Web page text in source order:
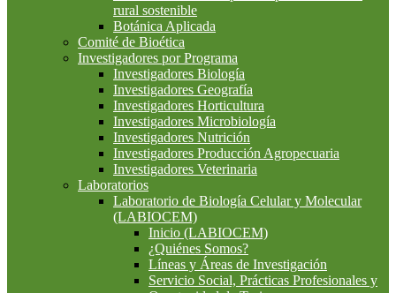
rural sostenible
Botánica Aplicada
Comité de Bioética
Investigadores por Programa
Investigadores Biología
Investigadores Geografía
Investigadores Horticultura
Investigadores Microbiología
Investigadores Nutrición
Investigadores Producción Agropecuaria
Investigadores Veterinaria
Laboratorios
Laboratorio de Biología Celular y Molecular
(LABIOCEM)
Inicio (LABIOCEM)
¿Quiénes Somos?
Líneas y Áreas de Investigación
Servicio Social, Prácticas Profesionales y